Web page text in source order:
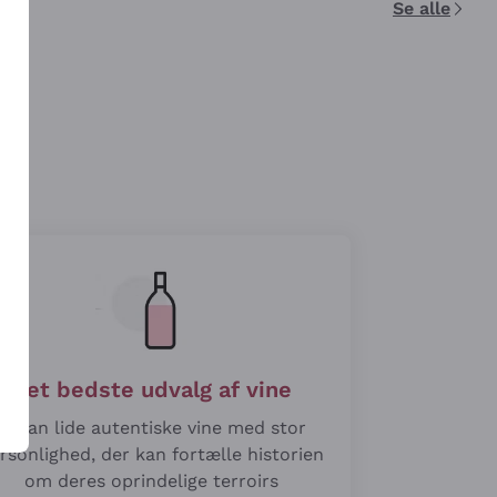
Se alle
Det bedste udvalg af vine
Vi kan lide autentiske vine med stor
der kan fortælle historien
om deres oprindelige terroirs